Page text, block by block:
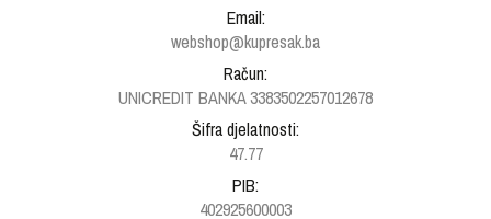
Email:
webshop@kupresak.ba
Račun:
UNICREDIT BANKA 3383502257012678
Šifra djelatnosti:
47.77
PIB:
402925600003